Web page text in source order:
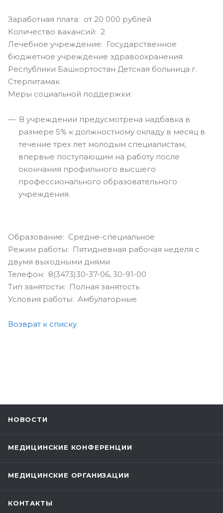
Заработная плата: от 20 000 рублей
Количество вакансий: 2
Лечебное учреждение: Государственное
бюджетное учреждение здравоохранения
Республики Башкортостан Детская больница г.
Стерлитамак
Меры социальной поддержки:
В учреждении предусмотрена надбавка в
размере 5% к должностному окладу в месяц в
течение трех лет молодым специалистам,
впервые поступающим на работу после
окончания профильного высшего
профессионального образовательного
учреждения.
Образование: Средне-специальное
Режим работы: Пятидневная рабочая неделя с
двумя выходными днями
Телефон: 8(3473)30-37-06, 30-91-00
Тип занятости: Полная занятость
Условия работы: Амбулаторные
Возврат к списку
НОВОСТИ
МЕДИЦИНСКИЕ КОНФЕРЕНЦИИ
МЕДИЦИНСКИЕ ОРГАНИЗАЦИИ
КОНТАКТЫ